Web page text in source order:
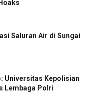
Saluran Air di Sungai
Universitas Kepolisian
Lembaga Polri